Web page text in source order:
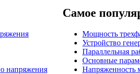
напряжения
Самое
Мощность
Устройство
Параллельная
Основные
Напряженность